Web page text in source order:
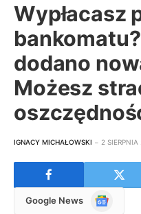
Wypłacasz
dodano
Możesz
IGNACY MICHAŁOWSKI 2
Google News
Google